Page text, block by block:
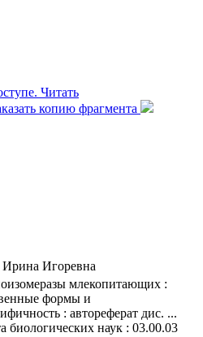
Читать
копию фрагмента
Ирина Игоревна
млекопитающих :
формы и
: автореферат дис. ...
биологических наук : 03.00.03